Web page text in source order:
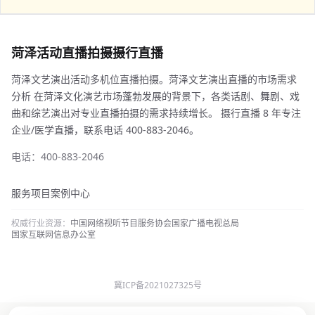
菏泽活动直播拍摄摄行直播
菏泽文艺演出活动多机位直播拍摄。菏泽文艺演出直播的市场需求
分析 在菏泽文化演艺市场蓬勃发展的背景下，各类话剧、舞剧、戏
曲和综艺演出对专业直播拍摄的需求持续增长。 摄行直播 8 年专注
企业/医学直播，联系电话 400-883-2046。
电话：400-883-2046
服务项目案例中心
权威行业资源： 中国网络视听节目服务协会国家广播电视总局
国家互联网信息办公室
冀ICP备2021027325号